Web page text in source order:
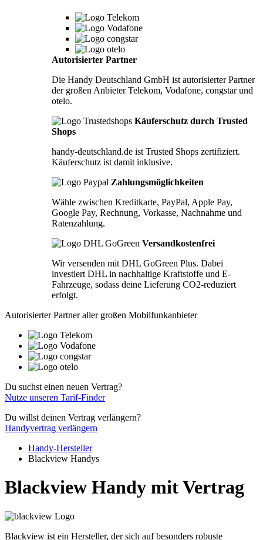
Autorisierter Partner
Die Handy Deutschland GmbH ist autorisierter Partner
der großen Anbieter Telekom, Vodafone, congstar und
otelo.
Käuferschutz durch Trusted
Shops
handy-deutschland.de ist Trusted Shops zertifiziert.
Käuferschutz ist damit inklusive.
Zahlungsmöglichkeiten
Wähle zwischen Kreditkarte, PayPal, Apple Pay,
Google Pay, Rechnung, Vorkasse, Nachnahme und
Ratenzahlung.
Versandkostenfrei
Wir versenden mit DHL GoGreen Plus. Dabei
investiert DHL in nachhaltige Kraftstoffe und E-
Fahrzeuge, sodass deine Lieferung CO2-reduziert
erfolgt.
Autorisierter Partner aller großen Mobilfunkanbieter
Du suchst einen neuen Vertrag?
Nutze unseren Tarif-Finder
Du willst deinen Vertrag verlängern?
Handyvertrag verlängern
Handy-Hersteller
Blackview Handys
Blackview Handy mit Vertrag
Blackview ist ein Hersteller, der sich auf besonders robuste